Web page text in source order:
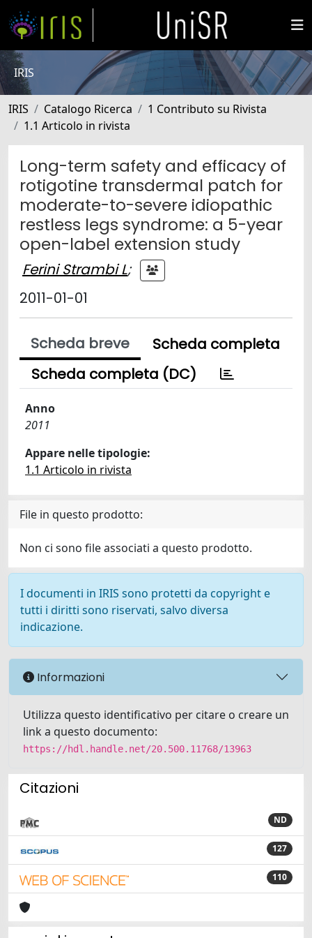
IRIS
IRIS Catalogo Ricerca
1 Contributo su Rivista
1.1 Articolo in rivista
Long-term safety and efficacy of
rotigotine transdermal patch for
moderate-to-severe idiopathic
restless legs syndrome: a 5-year
open-label extension study
Ferini Strambi L;
2011-01-01
Scheda breve
Scheda completa
Scheda completa (DC)
Anno
2011
Appare nelle tipologie:
1.1 Articolo in rivista
File in questo prodotto:
Non ci sono file associati a questo prodotto.
I documenti in IRIS sono protetti da copyright e
tutti i diritti sono riservati, salvo diversa
indicazione.
Informazioni
Utilizza questo identificativo per citare o creare un
link a questo documento:
https://hdl.handle.net/20.500.11768/13963
Citazioni
ND
127
110